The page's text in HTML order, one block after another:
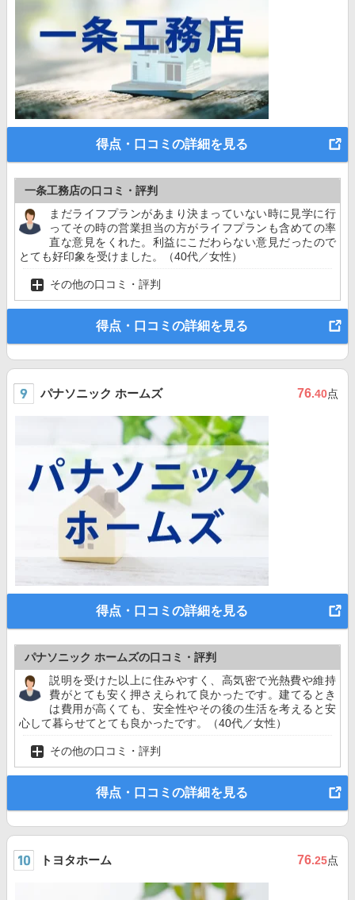
得点・口コミの詳細を見る
一条工務店の口コミ・評判
まだライフプランがあまり決まっていない時に見学に行
ってその時の営業担当の方がライフプランも含めての率
直な意見をくれた。利益にこだわらない意見だったので
とても好印象を受けました。（40代／女性）
その他の口コミ・評判
得点・口コミの詳細を見る
パナソニック ホームズ 76.40点
得点・口コミの詳細を見る
パナソニック ホームズの口コミ・評判
説明を受けた以上に住みやすく、高気密で光熱費や維持
費がとても安く押さえられて良かったです。建てるとき
は費用が高くても、安全性やその後の生活を考えると安
心して暮らせてとても良かったです。（40代／女性）
その他の口コミ・評判
得点・口コミの詳細を見る
トヨタホーム 76.25点